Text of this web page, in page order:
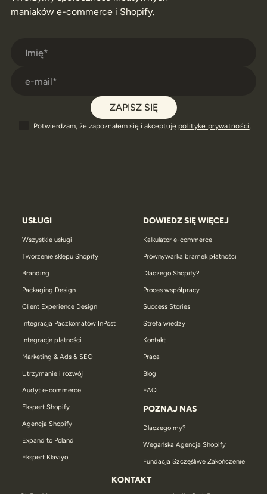
maniaków e-commercei Shopify.
Potwierdzam, że zapoznałem się i akceptuję polityke prywatności.
USŁUGI
Wszystkie usługi
Tworzenie sklepu Shopify
Branding
Packaging Design
Client Experience Design
Integracja Paczkomatów InPost
Integracje płatności
Marketing & Ads & SEO
Utrzymanie i rozwój
Audyt e-commerce
Ekspert Shopify
Agencja Shopify
Expand to Poland
Ekspert Klaviyo
DOWIEDZ SIĘ WIĘCEJ
Kalkulator e-commerce
Prównywarka bramek płatności
Dlaczego Shopify?
Proces współpracy
Success Stories
Strefa wiedzy
Kontakt
Praca
Blog
FAQ
POZNAJ NAS
Dlaczego my?
Wegańska Agencja Shopify
Fundacja Szczęśliwe Zakończenie
KONTAKT